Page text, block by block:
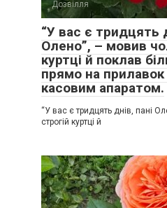
Дозвілля
“У вас є тридцять
Олено”, – мовив
куртці й поклав
прямо на прилавок
касовим апаратом.
“У вас є тридцять днів, пані
строгій куртці й